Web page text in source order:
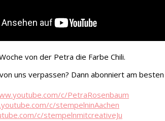
von der Petra die Farbe Chili.
uns verpassen? Dann abonniert am
c/PetraRosenbaum
c/stempelninAachen
c/stempelnmitcreativeJu